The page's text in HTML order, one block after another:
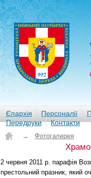
Єпархія Персоналії
Передруки
Контакти
→ Фотогалерея
2 червня 2011 р. парафія
престольний празник, який